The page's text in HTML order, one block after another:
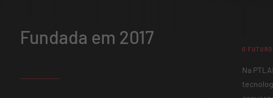
Fundada em 2017
O FUTURO
Na